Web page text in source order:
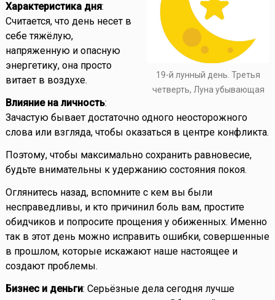
19-й лунный день. Третья
четверть, Луна убывающая
Характеристика дня:
Считается, что день несет в
себе тяжёлую,
напряженную и опасную
энергетику, она просто
витает в воздухе.
Влияние на личность:
Зачастую бывает достаточно одного неосторожного
слова или взгляда, чтобы оказаться в центре конфликта.
Поэтому, чтобы максимально сохранить равновесие,
будьте внимательны к удержанию состояния покоя.
Оглянитесь назад, вспомните с кем вы были
несправедливы, и кто причинил боль вам, простите
обидчиков и попросите прощения у обиженных. Именно
так в этот день можно исправить ошибки, совершенные
в прошлом, которые искажают наше настоящее и
создают проблемы.
Бизнес и деньги: Серьёзные дела сегодня лучше